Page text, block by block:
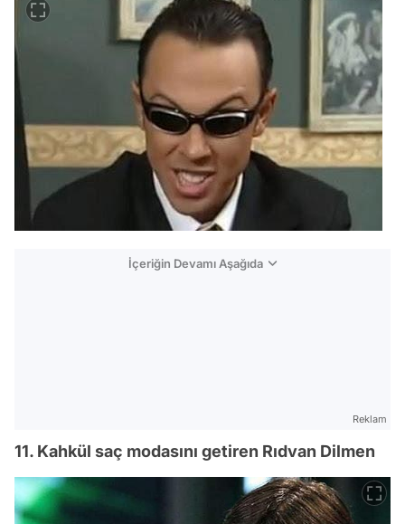
İçeriğin Devamı Aşağıda
Reklam
11. Kahkül saç modasını getiren Rıdvan Dilmen